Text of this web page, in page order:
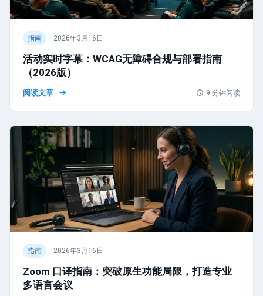
指南 2026年3月16日
活动实时字幕：WCAG无障碍合规与部署指南
（2026版）
阅读文章 9 分钟阅读
指南 2026年3月16日
Zoom 口译指南：突破原生功能局限，打造专业
多语言会议